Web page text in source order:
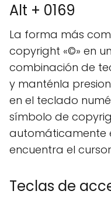
Alt + 0169
La forma más
copyright «©» en
combinación de
y manténla
en el teclado
símbolo de
automáticamente
encuentra el
Teclas de